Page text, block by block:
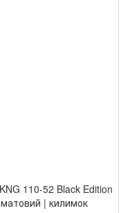
110-52 Black Edition
матовий | килимок